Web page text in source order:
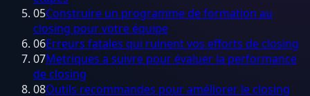
05Construire un programme de formation au
closing pour votre équipe
06Erreurs fatales qui ruinent vos efforts de closing
07Metriques a suivre pour évaluer la performance
de closing
08Outils recommandes pour améliorer le closing